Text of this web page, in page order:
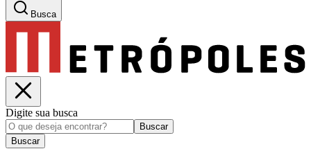
Busca
Digite sua busca
Buscar
Buscar